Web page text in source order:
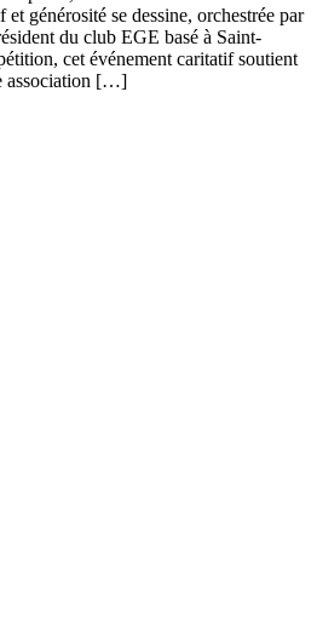
générosité se dessine, orchestrée par
du club EGE basé à Saint-
cet événement caritatif soutient
association […]